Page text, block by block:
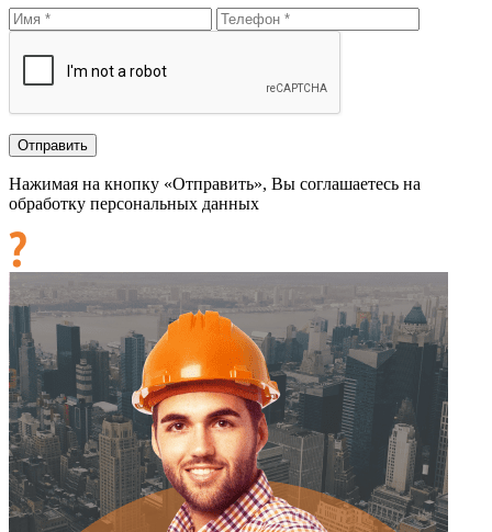
Нажимая на кнопку «Отправить», Вы соглашаетесь на
обработку персональных данных